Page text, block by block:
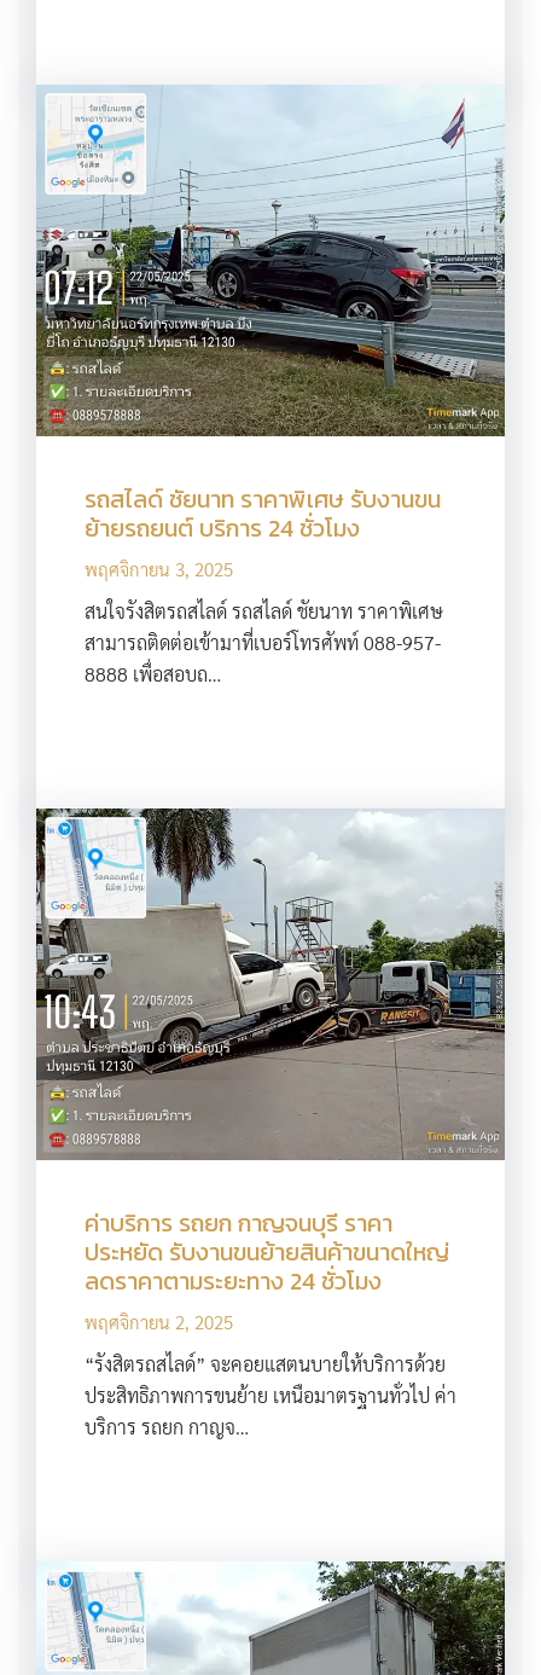
รถสไลด์ ชัยนาท ราคาพิเศษ รับงานขน
ย้ายรถยนต์ บริการ 24 ชั่วโมง
พฤศจิกายน 3, 2025
สนใจรังสิตรถสไลด์ รถสไลด์ ชัยนาท ราคาพิเศษ
สามารถติดต่อเข้ามาที่เบอร์โทรศัพท์ 088-957-
8888 เพื่อสอบถ…
ค่าบริการ รถยก กาญจนบุรี ราคา
ประหยัด รับงานขนย้ายสินค้าขนาดใหญ่
ลดราคาตามระยะทาง 24 ชั่วโมง
พฤศจิกายน 2, 2025
“รังสิตรถสไลด์” จะคอยแสตนบายให้บริการด้วย
ประสิทธิภาพการขนย้าย เหนือมาตรฐานทั่วไป ค่า
บริการ รถยก กาญจ…